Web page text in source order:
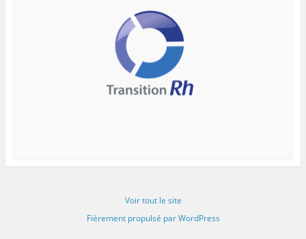
Voir tout le site
Fièrement propulsé par WordPress